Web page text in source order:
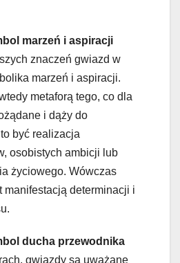
marzeń i aspiracji
znaczeń gwiazd w
marzeń i aspiracji.
metaforą tego, co dla
i dąży do
być realizacja
osobistych ambicji lub
życiowego. Wówczas
manifestacją determinacji i
ducha przewodnika
gwiazdy są uważane